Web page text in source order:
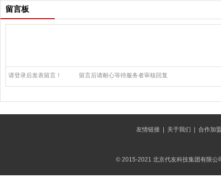
留言板
请登录后发表留言！ 留言后请耐心等待服务者审核回复
友情链接| 关于我们 合作加
© 2015-2021 北京代友科技集团有限